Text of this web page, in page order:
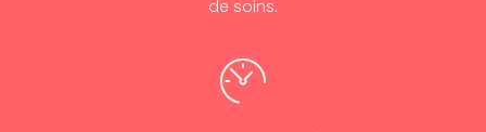
de soins.